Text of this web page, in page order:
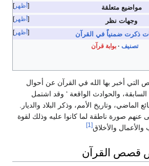
أظهر مواضيع متعلقة
أظهر وجهات نظر
أظهر ذكرت ضمنياً في القرآن
تصنيف
بوابة قرآن
التي أخبر بها الله في القرآن عن أحوال
السابقة، والحوادث الواقعة ‘ وقد اشتمل
الماضي، وتاريخ الأمم، وذكر البلاد والديار.
عنهم صورة ناطقة لما كانوا عليه وذلك لقوة
والأعمال والأخلاق[1]
قصص القرآن